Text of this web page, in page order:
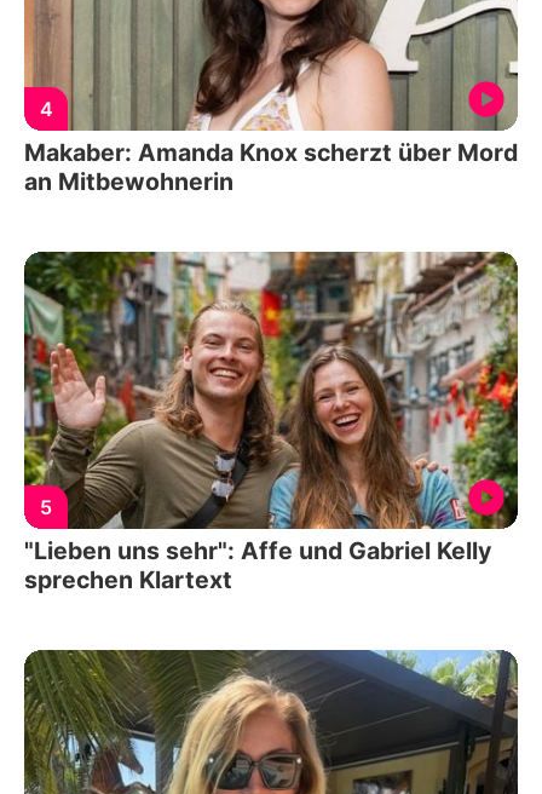
4
Makaber: Amanda Knox scherzt über Mord
an Mitbewohnerin
5
"Lieben uns sehr": Affe und Gabriel Kelly
sprechen Klartext